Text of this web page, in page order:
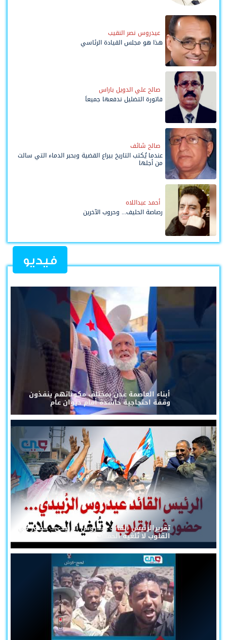
عيدروس نصر النقيب
هذا هو مجلس القيادة الرئاسي
صالح علي الدويل باراس
فاتورة التضليل ندفعها جميعاً
صالح شائف
عندما يُكتب التاريخ بيراع القضية وبحبر الدماء التي سالت
من أجلها
أحمد عبداللاه
رصاصة الحليف... وحروب الآخرين
فيديو
أبناء العاصمة عدن بمختلف مكوناتهم ينفذون
وقفة احتجاجية حاشدة أمام ديوان عام
تقريرالرئيس القائد عيدروس الزُبيدي... حضورٌ في
القلوب لا تُلغيه الحملات